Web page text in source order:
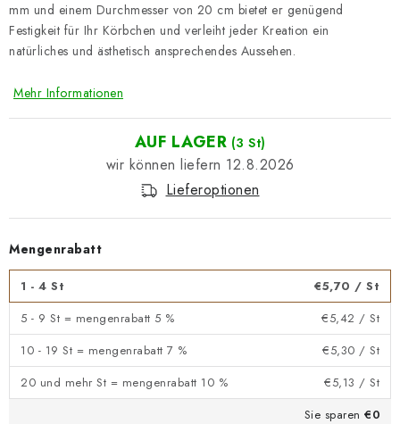
mm und einem Durchmesser von 20 cm bietet er genügend
Festigkeit für Ihr Körbchen und verleiht jeder Kreation ein
natürliches und ästhetisch ansprechendes Aussehen.
Mehr Informationen
AUF LAGER (3 St)
12.8.2026
Lieferoptionen
Mengenrabatt
1 - 4 St €5,70 / St
5 - 9 St = mengenrabatt 5 %
€5,42 / St
10 - 19 St = mengenrabatt 7 %
€5,30 / St
20 und mehr St = mengenrabatt 10 %
€5,13 / St
Sie sparen €0